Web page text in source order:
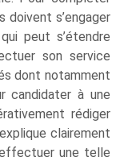
doivent s’engager
peut s’étendre
son service
dont notamment
candidater à une
rédiger
clairement
une telle